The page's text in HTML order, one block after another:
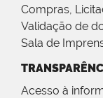
Compras,
Validação de
Sala de
Acesso à